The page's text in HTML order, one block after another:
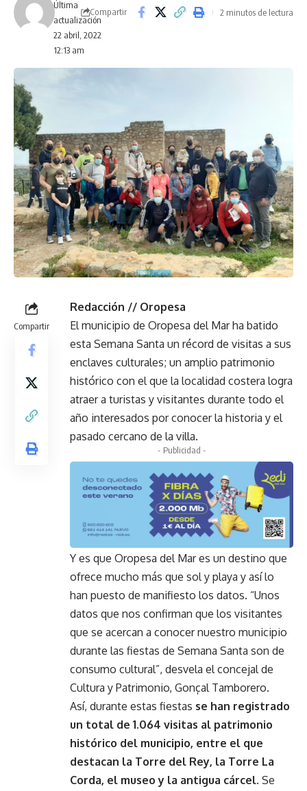
Última
actualización
22 abril, 2022
12:13 am
Compartir 2 minutos de lectura
Compartir
Redacción // Oropesa
El municipio de Oropesa del Mar ha batido
esta Semana Santa un récord de visitas a sus
enclaves culturales; un amplio patrimonio
histórico con el que la localidad costera logra
atraer a turistas y visitantes durante todo el
año interesados por conocer la historia y el
pasado cercano de la villa.
- Publicidad -
Y es que Oropesa del Mar es un destino que
ofrece mucho más que sol y playa y así lo
han puesto de manifiesto los datos. “Unos
datos que nos confirman que los visitantes
que se acercan a conocer nuestro municipio
durante las fiestas de Semana Santa son de
consumo cultural”, desvela el concejal de
Cultura y Patrimonio, Gonçal Tamborero.
Así, durante estas fiestas se han registrado
un total de 1.064 visitas al patrimonio
histórico del municipio, entre el que
destacan la Torre del Rey, la Torre La
Corda, el museo y la antigua cárcel. Se